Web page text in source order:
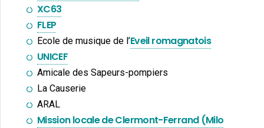
XC63
FLEP
Ecole de musique de l’Eveil romagnatois
UNICEF
Amicale des Sapeurs-pompiers
La Causerie
ARAL
Mission locale de Clermont-Ferrand (Milo